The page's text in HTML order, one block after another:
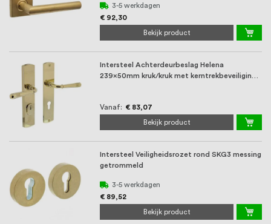
3-5 werkdagen
€ 92,30
Bekijk product
Intersteel Achterdeurbeslag Helena
239x50mm kruk/kruk met kerntrekbeveiliging
Vanaf € 83,07
Bekijk product
Intersteel Veiligheidsrozet rond SKG3 messing
getrommeld
3-5 werkdagen
€ 89,52
Bekijk product